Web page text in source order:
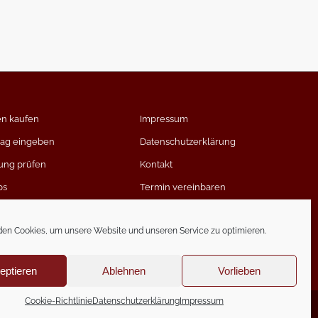
Cookies, um unsere Website und unseren Service zu optimieren.
Ablehnen Vorlieben
Cookie-RichtlinieDatenschutzerklärungImpressum
kaufen
eingeben
prüfen
Impressum
Datenschutzerklärung
Kontakt
Termin vereinbaren